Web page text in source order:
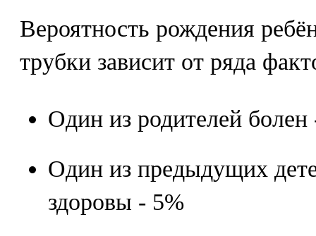
Вероятность рождения
трубки зависит от ряда
Один из родителей болен
Один из предыдущих
здоровы - 5%